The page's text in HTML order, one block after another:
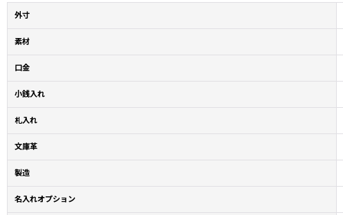
外寸
素材
口金
小銭入れ
札入れ
文庫革
製造
名入れオプション